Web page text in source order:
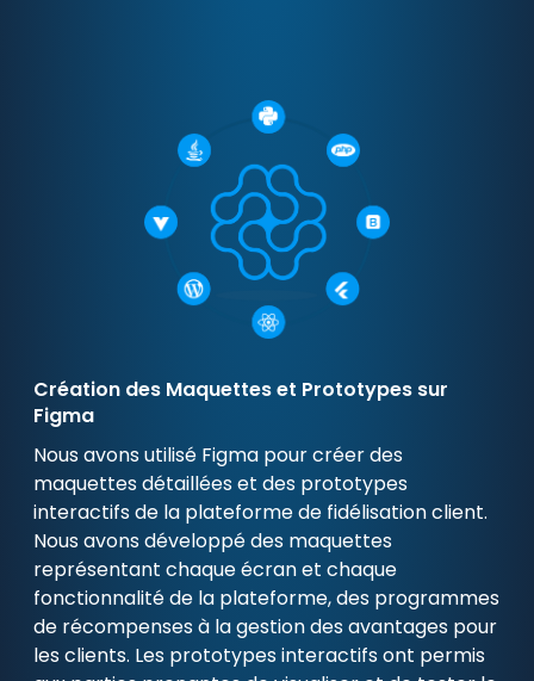
Création des Maquettes et Prototypes sur
Figma
Nous avons utilisé Figma pour créer des
maquettes détaillées et des prototypes
interactifs de la plateforme de fidélisation client.
Nous avons développé des maquettes
représentant chaque écran et chaque
fonctionnalité de la plateforme, des programmes
de récompenses à la gestion des avantages pour
les clients. Les prototypes interactifs ont permis